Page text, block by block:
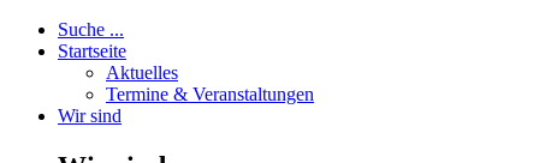
Suche ...
Startseite
Aktuelles
Termine & Veranstaltungen
Wir sind